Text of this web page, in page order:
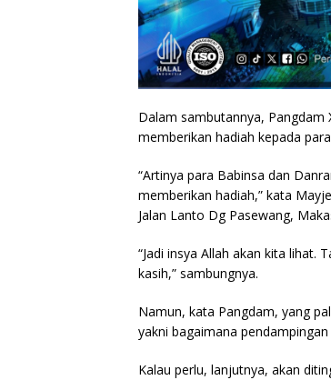
Dalam sambutannya, Pangdam
memberikan hadiah kepada
“Artinya para Babinsa dan
memberikan hadiah,” kata
Jalan Lanto Dg Pasewang,
“Jadi insya Allah akan kita lihat.
kasih,” sambungnya.
Namun, kata Pangdam, yang
yakni bagaimana
Kalau perlu, lanjutnya, akan